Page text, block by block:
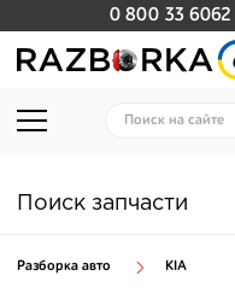
0 800 33 6062
Поиск запчасти
Разборка авто KIA